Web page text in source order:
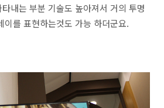
내는 부분 기술도 높아져서 거의 투명
이를 표현하는것도 가능 하더군요.